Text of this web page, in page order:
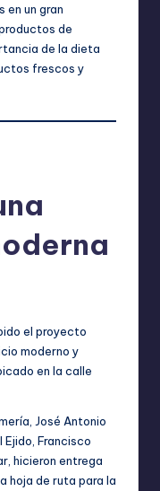
en un gran
de
de la dieta
frescos y
el proyecto
moderno y
en la calle
José Antonio
Francisco
hicieron entrega
hoja de ruta para la